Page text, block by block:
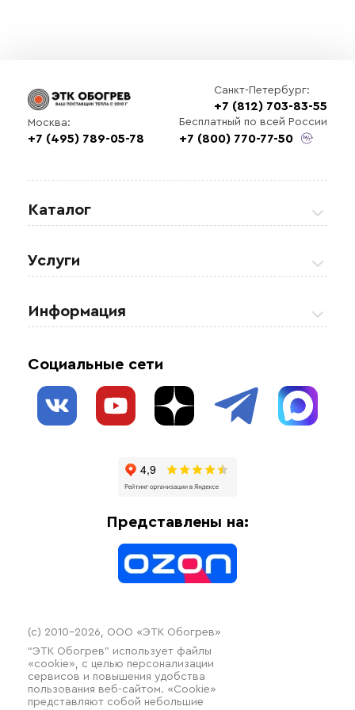
Санкт-Петербург:
+7 (812) 703-83-55
Москва:
+7 (495) 789-05-78
Бесплатный по всей России
+7 (800) 770-77-50
Каталог
Регулирующая аппаратура
Взрывозащищенное оборудование
Системы защиты от протечки
Отопительное оборудование
Услуги
Обогрев резервуаров
Обогрев трубопроводов
Информация
Блог
Социальные сети
Представлены на:
(c) 2010–2026, ООО «ЭТК Обогрев»
“ЭТК Обогрев” использует файлы
«cookie», с целью персонализации
сервисов и повышения удобства
пользования веб-сайтом. «Cookie»
представляют собой небольшие